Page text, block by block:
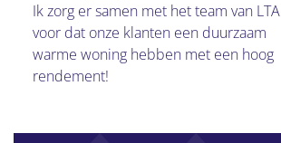
Ik zorg er samen met het team van LTA
voor dat onze klanten een duurzaam
warme woning hebben met een hoog
rendement!